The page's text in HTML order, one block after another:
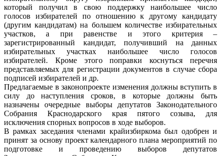
который получил в свою поддержку наибольшее число
голосов избирателей по отношению к другому кандидату
(другим кандидатам) на большем количестве избирательных
участков, а при равенстве и этого критерия –
зарегистрированный кандидат, получивший на данных
избирательных участках наибольшее число голосов
избирателей. Кроме этого поправки коснуться перечня
представляемых для регистрации документов в случае сбора
подписей избирателей и др.
Предлагаемые в законопроекте изменения должны вступить в
силу до наступления сроков, в которые должны быть
назначены очередные выборы депутатов Законодательного
Собрания Краснодарского края пятого созыва, для
исключения спорных вопросов в ходе выборов.
В рамках заседания членами крайизбиркома был одобрен и
принят за основу проект календарного плана мероприятий по
подготовке и проведению выборов депутатов